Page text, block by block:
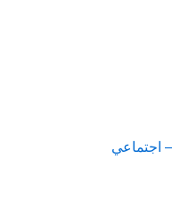
اجتماعي